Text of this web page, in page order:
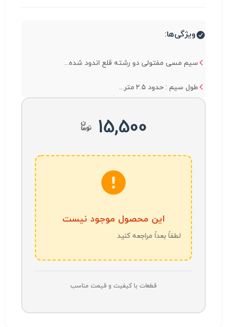
ویژگی‌ها:
سیم مسی مفتولی دو رشته قلع اندود شده...
طول سیم : حدود ۲.۵ متر...
15,500
این محصول موجود نیست
لطفاً بعداً مراجعه کنید
قطعات با کیفیت و قیمت مناسب